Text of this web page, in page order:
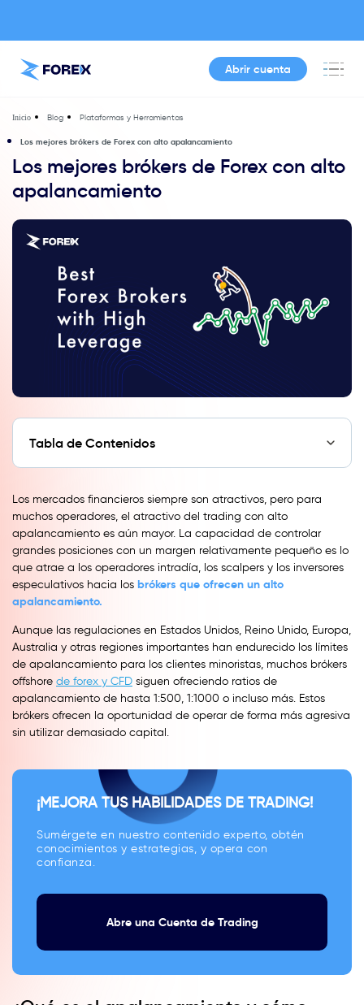
Abrir cuenta
Inicio Blog Plataformas y Herramientas
Los mejores brókers de Forex con alto apalancamiento
Los mejores brókers de Forex con alto
apalancamiento
Tabla de Contenidos
Los mercados financieros siempre son atractivos, pero para
muchos operadores, el atractivo del trading con alto
apalancamiento es aún mayor. La capacidad de controlar
grandes posiciones con un margen relativamente pequeño es lo
que atrae a los operadores intradía, los scalpers y los inversores
especulativos hacia los brókers que ofrecen un alto
apalancamiento.
Aunque las regulaciones en Estados Unidos, Reino Unido, Europa,
Australia y otras regiones importantes han endurecido los límites
de apalancamiento para los clientes minoristas, muchos brókers
offshore de forex y CFD siguen ofreciendo ratios de
apalancamiento de hasta 1:500, 1:1000 o incluso más. Estos
brókers ofrecen la oportunidad de operar de forma más agresiva
sin utilizar demasiado capital.
¡MEJORA TUS HABILIDADES DE TRADING!
Sumérgete en nuestro contenido experto, obtén
conocimientos y estrategias, y opera con
confianza.
Abre una Cuenta de Trading